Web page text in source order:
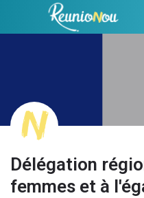
Délégation
femmes et à